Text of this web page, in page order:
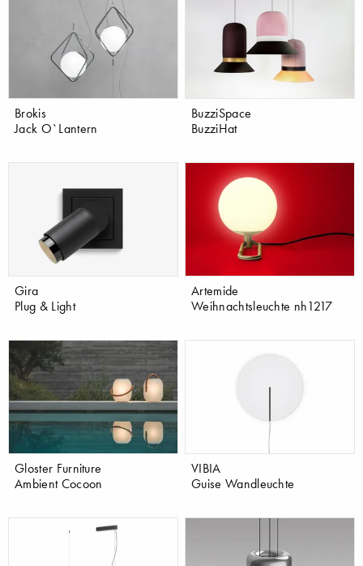
Brokis
Jack O`Lantern
BuzziSpace
BuzziHat
Gira
Plug & Light
Artemide
Weihnachtsleuchte nh1217
Gloster Furniture
Ambient Cocoon
VIBIA
Guise Wandleuchte